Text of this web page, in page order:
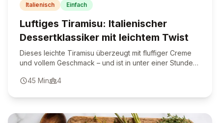
Italienisch Einfach
Luftiges Tiramisu: Italienischer
Dessertklassiker mit leichtem Twist
Dieses leichte Tiramisu überzeugt mit fluffiger Creme
und vollem Geschmack – und ist in unter einer Stunde
45 Min 4